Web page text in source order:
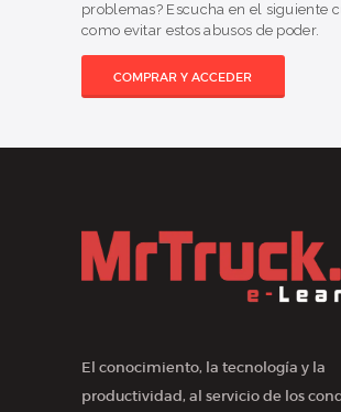
problemas? Escucha en el siguiente
como evitar estos abusos de poder.
COMPRAR Y ACCEDER
El conocimiento, la tecnología y la
productividad, al servicio de los